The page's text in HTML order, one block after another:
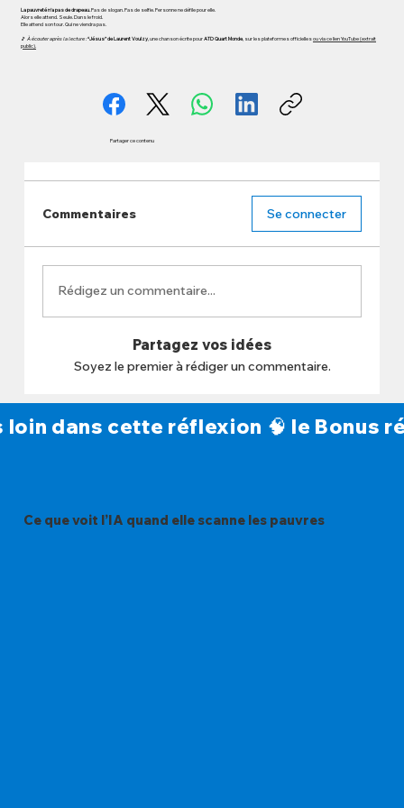
La pauvreté n’a pas de drapeau. Pas de slogan. Pas de selfie. Personne ne défile pour elle.
Alors elle attend. Seule. Dans le froid.
Elle attend son tour. Qui ne viendra pas.
🎵À écouter après la lecture :“Jésus” de Laurent Voulzy , une chanson écrite pourATD Quart Monde , sur les plateformes officiellesou via ce lien YouTube (extrait
public).
Partager ce contenu
Commentaires Se connecter
Rédigez un commentaire...
Partagez vos idées
Soyez le premier à rédiger un commentaire.
loin dans cette réflexion 🧠 le Bonus
Ce que voit l’IA quand elle scanne les pauvres